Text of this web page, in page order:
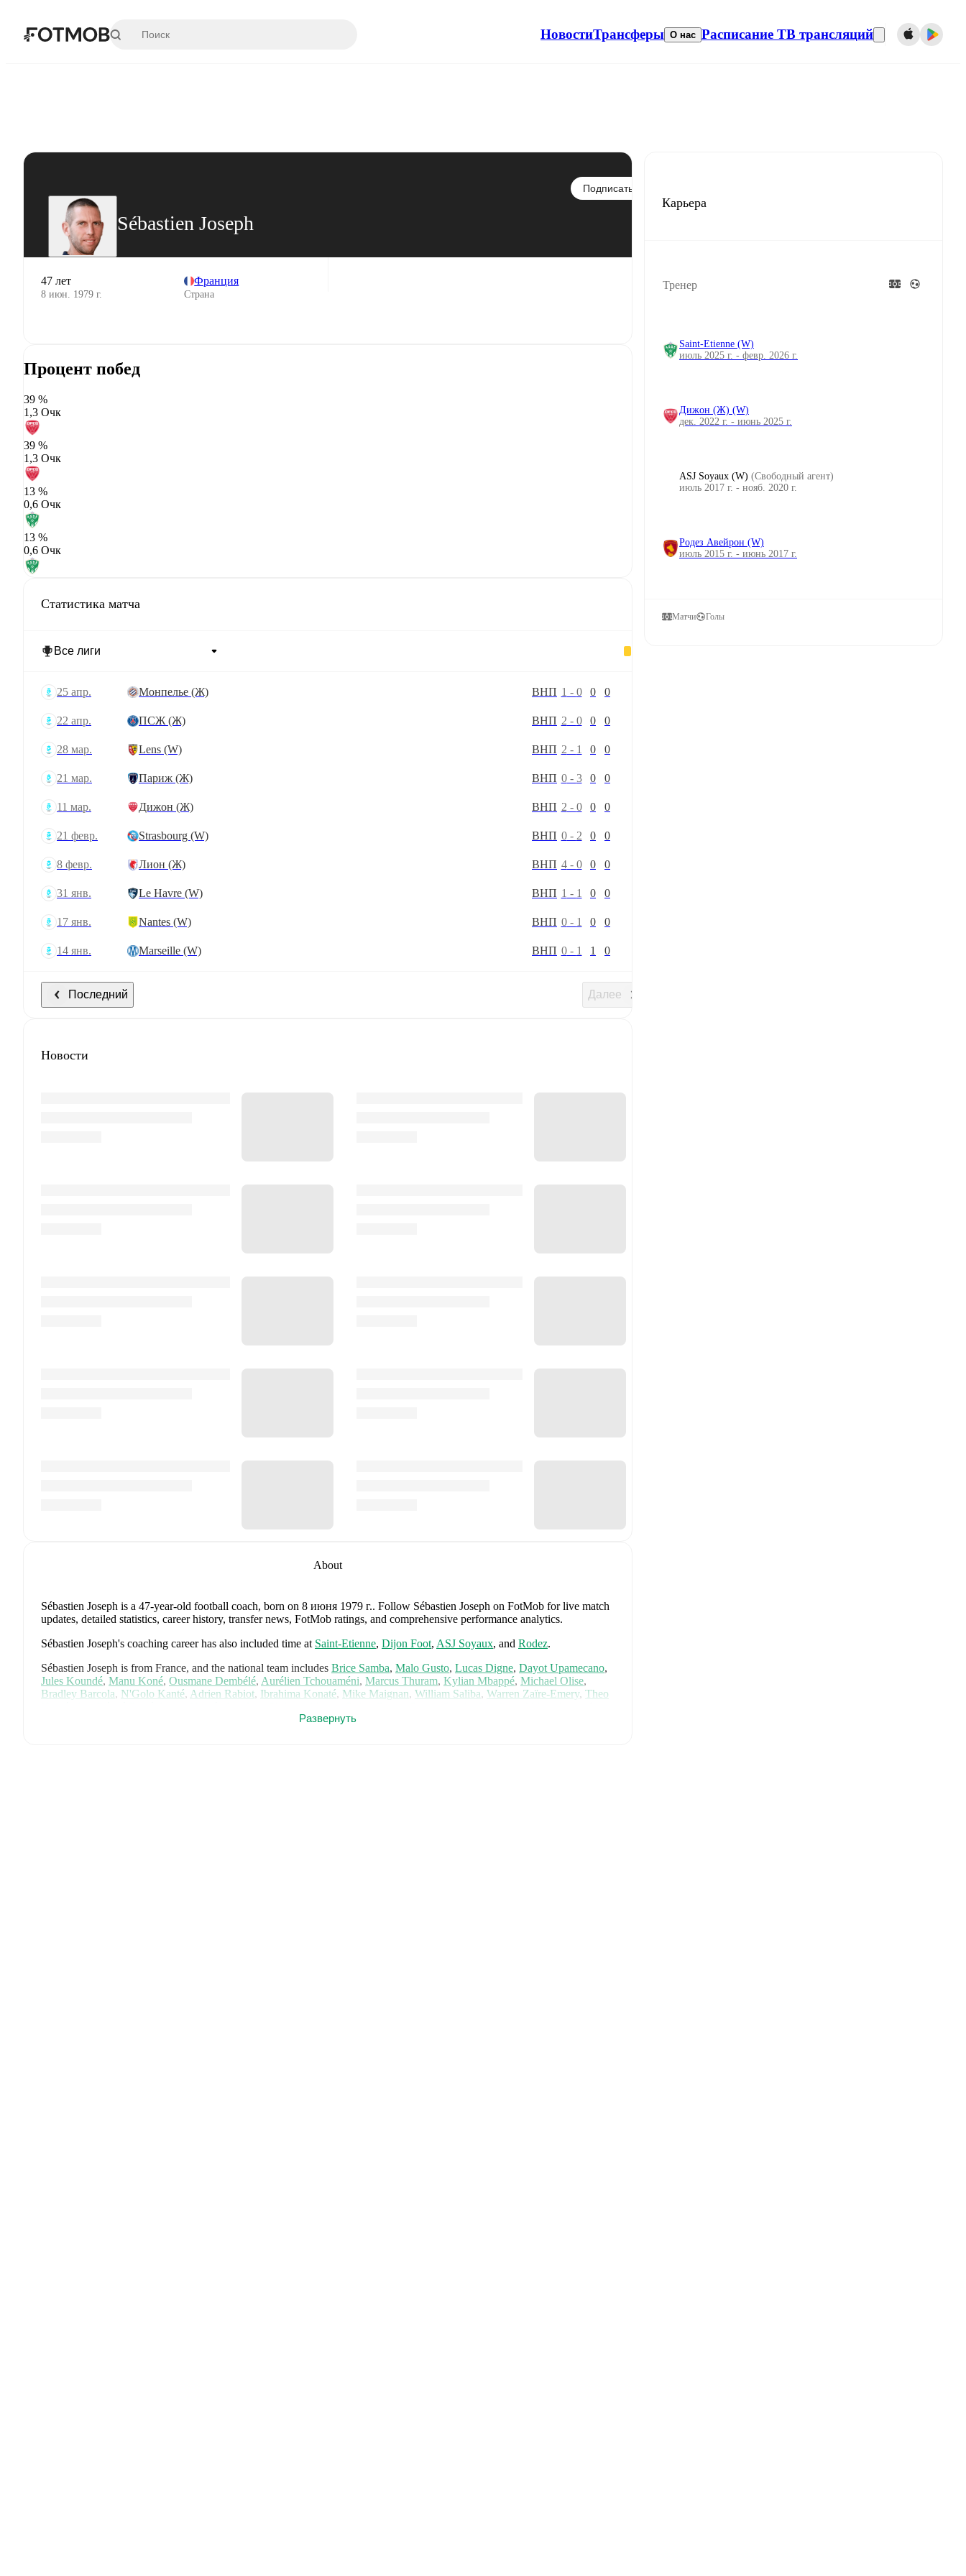
НовостиТрансферы О нас Расписание ТВ трансляций
Sébastien Joseph
Подписаться
47 лет
8 июн. 1979 г.
Франция
Страна
Процент побед
39 %
1,3 Очк
39 %
1,3 Очк
13 %
0,6 Очк
13 %
0,6 Очк
Статистика матча
25 апр. Монпелье (Ж) ВНП 1 - 0 0 0
22 апр. ПСЖ (Ж) ВНП 2 - 0 0 0
28 мар. Lens (W) ВНП 2 - 1 0 0
21 мар. Париж (Ж) ВНП 0- 3 0 0
11 мар. Дижон (Ж) ВНП 2 - 0 0 0
21 февр. Strasbourg (W) ВНП 0- 2 0 0
8 февр. Лион (Ж) ВНП 4- 0 0 0
31 янв. Le Havre (W) ВНП 1 - 1 0 0
17 янв. Nantes (W) ВНП 0- 1 0 0
14 янв. Marseille (W) ВНП 0- 1 1 0
Последний Далее
Новости
About
Sébastien Joseph is a 47-year-old football coach, born on 8 июня 1979 г.. Follow Sébastien Joseph on FotMob for live match
updates, detailed statistics, career history, transfer news, FotMob ratings, and comprehensive performance analytics.
Sébastien Joseph's coaching career has also included time at Saint-Etienne, Dijon Foot, ASJ Soyaux, and Rodez.
Sébastien Joseph is from France, and the national team includes Brice Samba, Malo Gusto, Lucas Digne, Dayot Upamecano,
Jules Koundé, Manu Koné, Ousmane Dembélé, Aurélien Tchouaméni, Marcus Thuram, Kylian Mbappé, Michael Olise,
Bradley Barcola, N'Golo Kanté, Adrien Rabiot, Ibrahima Konaté, Mike Maignan, William Saliba, Warren Zaïre-Emery, Theo
Explore each player's page on FotMob for comprehensive statistics, match history, and international career
Развернуть
Карьера
Тренер
Saint-Etienne (W)
июль 2025 г. - февр. 2026 г.
Дижон (Ж) (W)
дек. 2022 г. - июнь 2025 г.
ASJ Soyaux (W) (Свободный агент)
июль 2017 г. - нояб. 2020 г.
Родез Авейрон (W)
июль 2015 г. - июнь 2017 г.
Матчи Голы